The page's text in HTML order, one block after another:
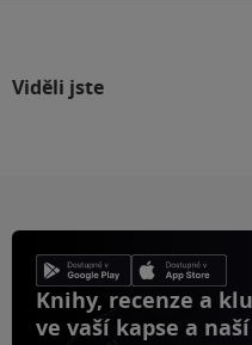
Viděli jste
Knihy, recenze a
ve vaší kapse a